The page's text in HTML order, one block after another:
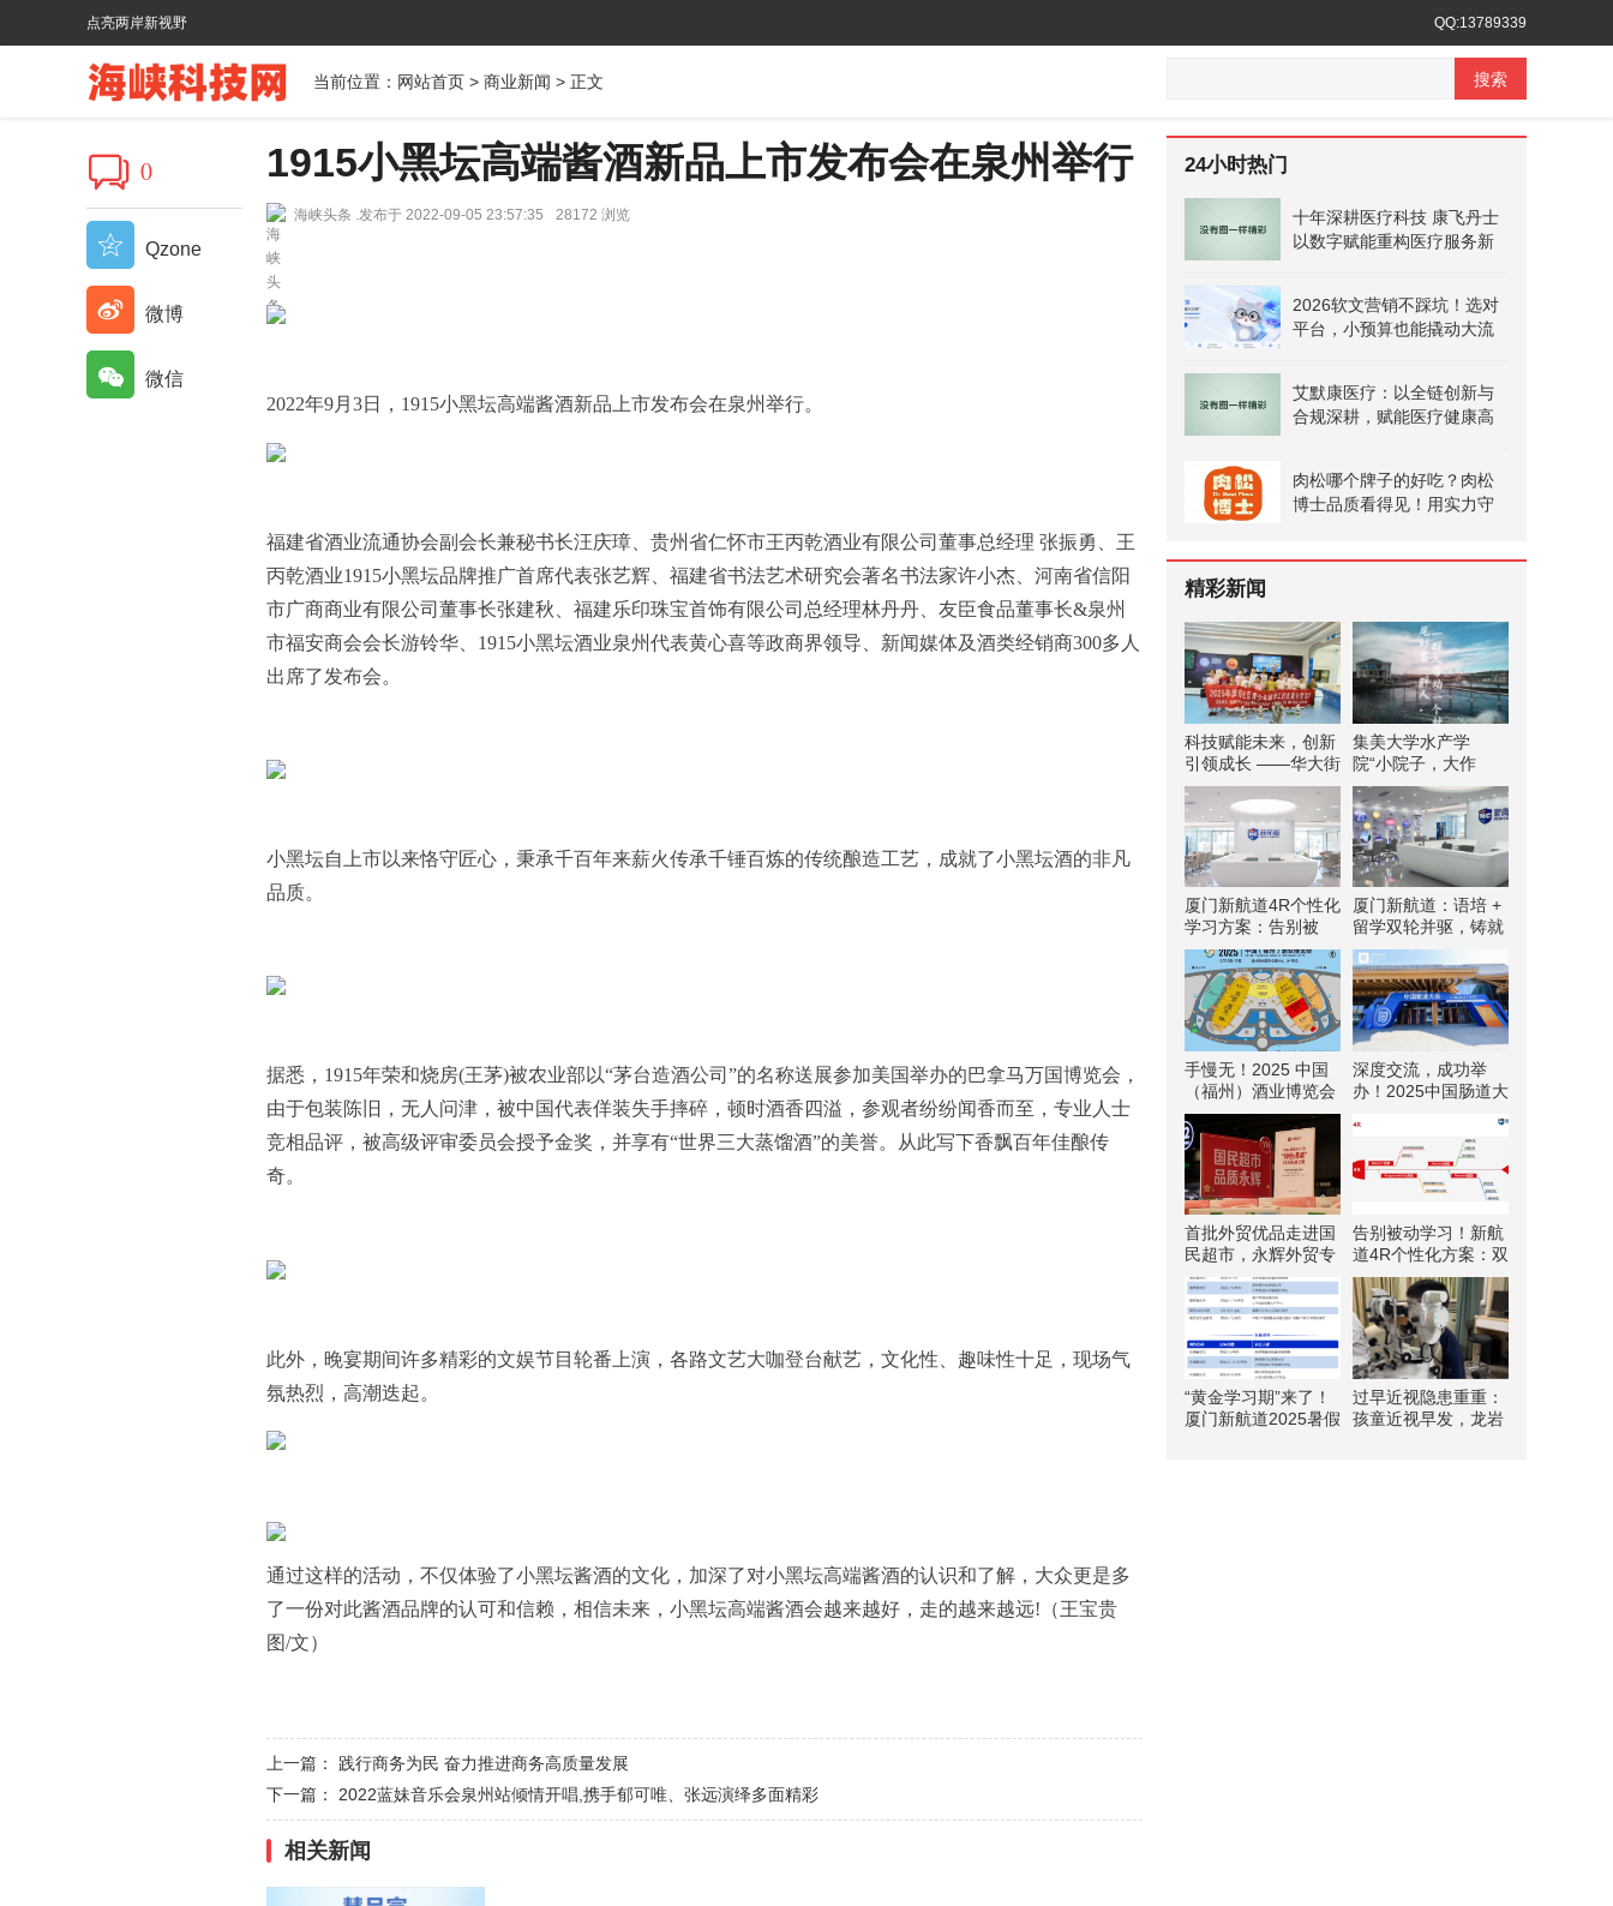
QQ:13789339
点亮两岸新视野
当前位置： 网站首页 >商业新闻 > 正文 搜索
1915小黑坛高端酱酒新品上市发布会在泉州举行
海峡头条 .发布于 2022-09-05 23:57:35 28172 浏览
2022年9月3日，1915小黑坛高端酱酒新品上市发布会在泉州举行。
福建省酒业流通协会副会长兼秘书长汪庆璋、贵州省仁怀市王丙乾酒业有限公司董事总经理 张振勇、王
丙乾酒业1915小黑坛品牌推广首席代表张艺辉、福建省书法艺术研究会著名书法家许小杰、河南省信阳
市广商商业有限公司董事长张建秋、福建乐印珠宝首饰有限公司总经理林丹丹、友臣食品董事长&泉州
市福安商会会长游铃华、1915小黑坛酒业泉州代表黄心喜等政商界领导、新闻媒体及酒类经销商300多人
出席了发布会。
小黑坛自上市以来恪守匠心，秉承千百年来薪火传承千锤百炼的传统酿造工艺，成就了小黑坛酒的非凡
品质。
据悉，1915年荣和烧房(王茅)被农业部以“茅台造酒公司”的名称送展参加美国举办的巴拿马万国博览会，
由于包装陈旧，无人问津，被中国代表佯装失手摔碎，顿时酒香四溢，参观者纷纷闻香而至，专业人士
竞相品评，被高级评审委员会授予金奖，并享有“世界三大蒸馏酒”的美誉。从此写下香飘百年佳酿传
奇。
此外，晚宴期间许多精彩的文娱节目轮番上演，各路文艺大咖登台献艺，文化性、趣味性十足，现场气
氛热烈，高潮迭起。
通过这样的活动，不仅体验了小黑坛酱酒的文化，加深了对小黑坛高端酱酒的认识和了解，大众更是多
了一份对此酱酒品牌的认可和信赖，相信未来，小黑坛高端酱酒会越来越好，走的越来越远!（王宝贵
图/文）
上一篇： 践行商务为民 奋力推进商务高质量发展
下一篇： 2022蓝妹音乐会泉州站倾情开唱,携手郁可唯、张远演绎多面精彩
相关新闻
0
Qzone
微博
微信
24小时热门
十年深耕医疗科技 康飞丹士
以数字赋能重构医疗服务新
2026软文营销不踩坑！选对
平台，小预算也能撬动大流
艾默康医疗：以全链创新与
合规深耕，赋能医疗健康高
肉松哪个牌子的好吃？肉松
博士品质看得见！用实力守
精彩新闻
科技赋能未来，创新
引领成长 ——华大街
道屏东社区青少年科
普夏令营
集美大学水产学
院“小院子，大作
为”科技小院实践队
赴南境村实践调研 探
索科技赋能水产养殖
振兴路径
厦门新航道4R个性化
学习方案：告别被
动，拥抱主动，双向
深度互动教学！
厦门新航道：语培 +
留学双轮并驱，铸就
国际教育高品质
手慢无！2025 中国
（福州）酒业博览会
观展全攻略，闽江边
上的酒业狂欢即将开
场！
深度交流，成功举
办！2025中国肠道大
首批外贸优品走进国
民超市，永辉外贸专
区登陆3家福州门店
告别被动学习！新航
道4R个性化方案：双
向互动教学，让孩子
做自己的学习规划师
“黄金学习期”来了！
厦门新航道2025暑假
过早近视隐患重重：
孩童近视早发，龙岩